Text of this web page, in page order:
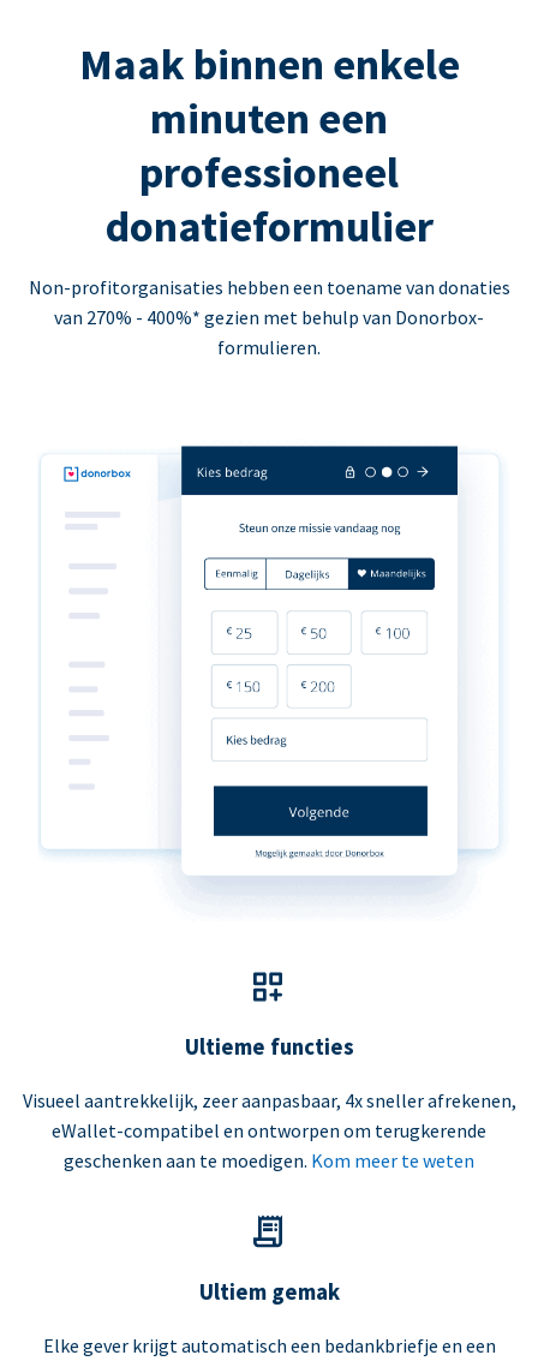
Maak binnen enkele
minuten een
professioneel
donatieformulier
Non-profitorganisaties hebben een toename van donaties
van 270% - 400%* gezien met behulp van Donorbox-
formulieren.
Ultieme functies
Visueel aantrekkelijk, zeer aanpasbaar, 4x sneller afrekenen,
eWallet-compatibel en ontworpen om terugkerende
geschenken aan te moedigen. Kom meer te weten
Ultiem gemak
Elke gever krijgt automatisch een bedankbriefje en een